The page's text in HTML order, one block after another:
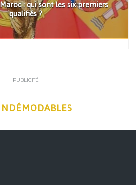
: qui sont les six premiers
qualifiés ?
PUBLICITÉ